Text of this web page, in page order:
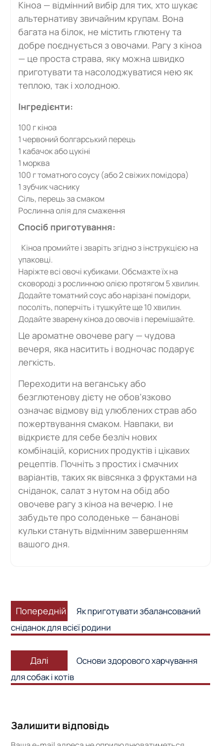
Кіноа — відмінний вибір для тих, хто шукає
альтернативу звичайним крупам. Вона
багата на білок, не містить глютену та
добре поєднується з овочами. Рагу з кіноа
— це проста страва, яку можна швидко
приготувати та насолоджуватися нею як
теплою, так і холодною.
Інгредієнти:
100 г кіноа
1 червоний болгарський перець
1 кабачок або цукіні
1 морква
100 г томатного соусу (або 2 свіжих помідора)
1 зубчик часнику
Сіль, перець за смаком
Рослинна олія для смаження
Спосіб приготування:
Кіноа промийте і зваріть згідно з інструкцією на
упаковці.
Наріжте всі овочі кубиками. Обсмажте їх на
сковороді з рослинною олією протягом 5 хвилин.
Додайте томатний соус або нарізані помідори,
посоліть, поперчіть і тушкуйте ще 10 хвилин.
Додайте зварену кіноа до овочів і перемішайте.
Це ароматне овочеве рагу — чудова
вечеря, яка наситить і водночас подарує
легкість.
Переходити на веганську або
безглютенову дієту не обов’язково
означає відмову від улюблених страв або
пожертвування смаком. Навпаки, ви
відкриєте для себе безліч нових
комбінацій, корисних продуктів і цікавих
рецептів. Почніть з простих і смачних
варіантів, таких як вівсянка з фруктами на
сніданок, салат з нутом на обід або
овочеве рагу з кіноа на вечерю. І не
забудьте про солоденьке — бананові
кульки стануть відмінним завершенням
вашого дня.
записів
Попередній
Попередній
запис:
Як приготувати збалансований
сніданок для всієї родини
Далі
Наступний
запис:
Основи здорового харчування
для собак і котів
Залишити відповідь